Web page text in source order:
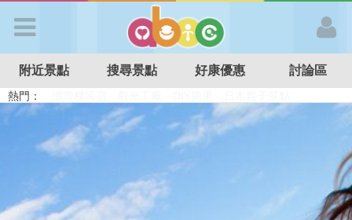
APP登入
首 頁
搜尋景點
附近景點 搜尋景點 好康優惠 討論區
熱門：
特色遊戲場
親子住房優惠 台北親子餐廳 溫泉泡湯SPA